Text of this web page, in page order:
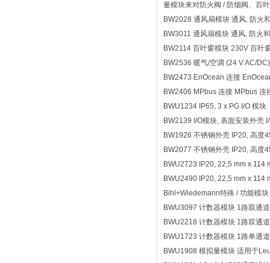
量模块来对防火阀 / 防烟阀、百
BW2028 通风扇模块 通风, 防火
BW3011 通风扇模块 通风, 防火
BW2114 百叶窗模块 230V 百叶
BW2536 暖气/空调 (24 V AC/
BW2473 EnOcean 连接
BW2406 MPbus 连接 MPbus 连
BWU1234 IP65, 3 x PG I/O 模块
BW2139 I/O模块, 表面安装外壳
BW1926 不锈钢外壳 IP20, 高度
BW2077 不锈钢外壳 IP20, 高度
BWU2723 IP20, 22,5 mm x 114
BWU2490 IP20, 22,5 mm x 114
Bihl+Wiedemann特殊 / 功能模块
BWU3097 计数器模块 1路双通
BWU2218 计数器模块 1路双通
BWU1723 计数器模块 1路单通
BWU1908 模拟量模块 适用于